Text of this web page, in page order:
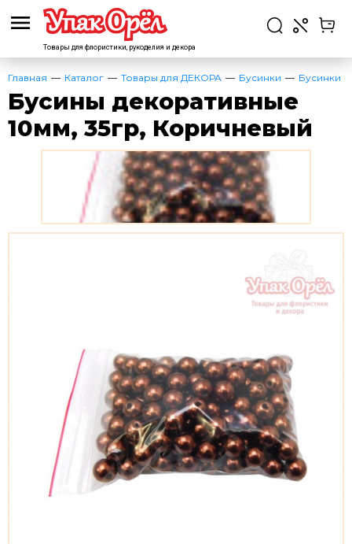
Товары для флористики, рукоделия и декора
Главная Каталог Товары для ДЕКОРА Бусинки Бусинки
Бусины декоративные
10мм, 35гр, Коричневый